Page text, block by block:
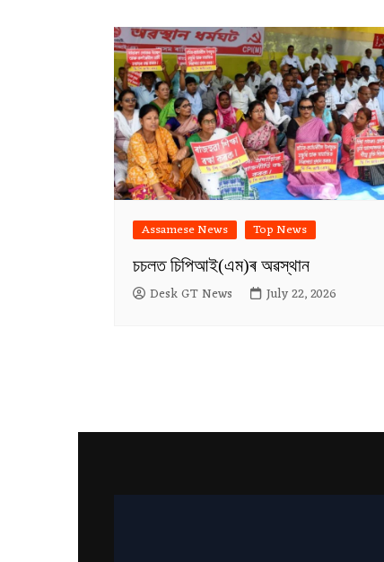
Assamese News Top News
চচলত চিপিআই(এম)ৰ অৱস্থান
Desk GT News July 22, 2026